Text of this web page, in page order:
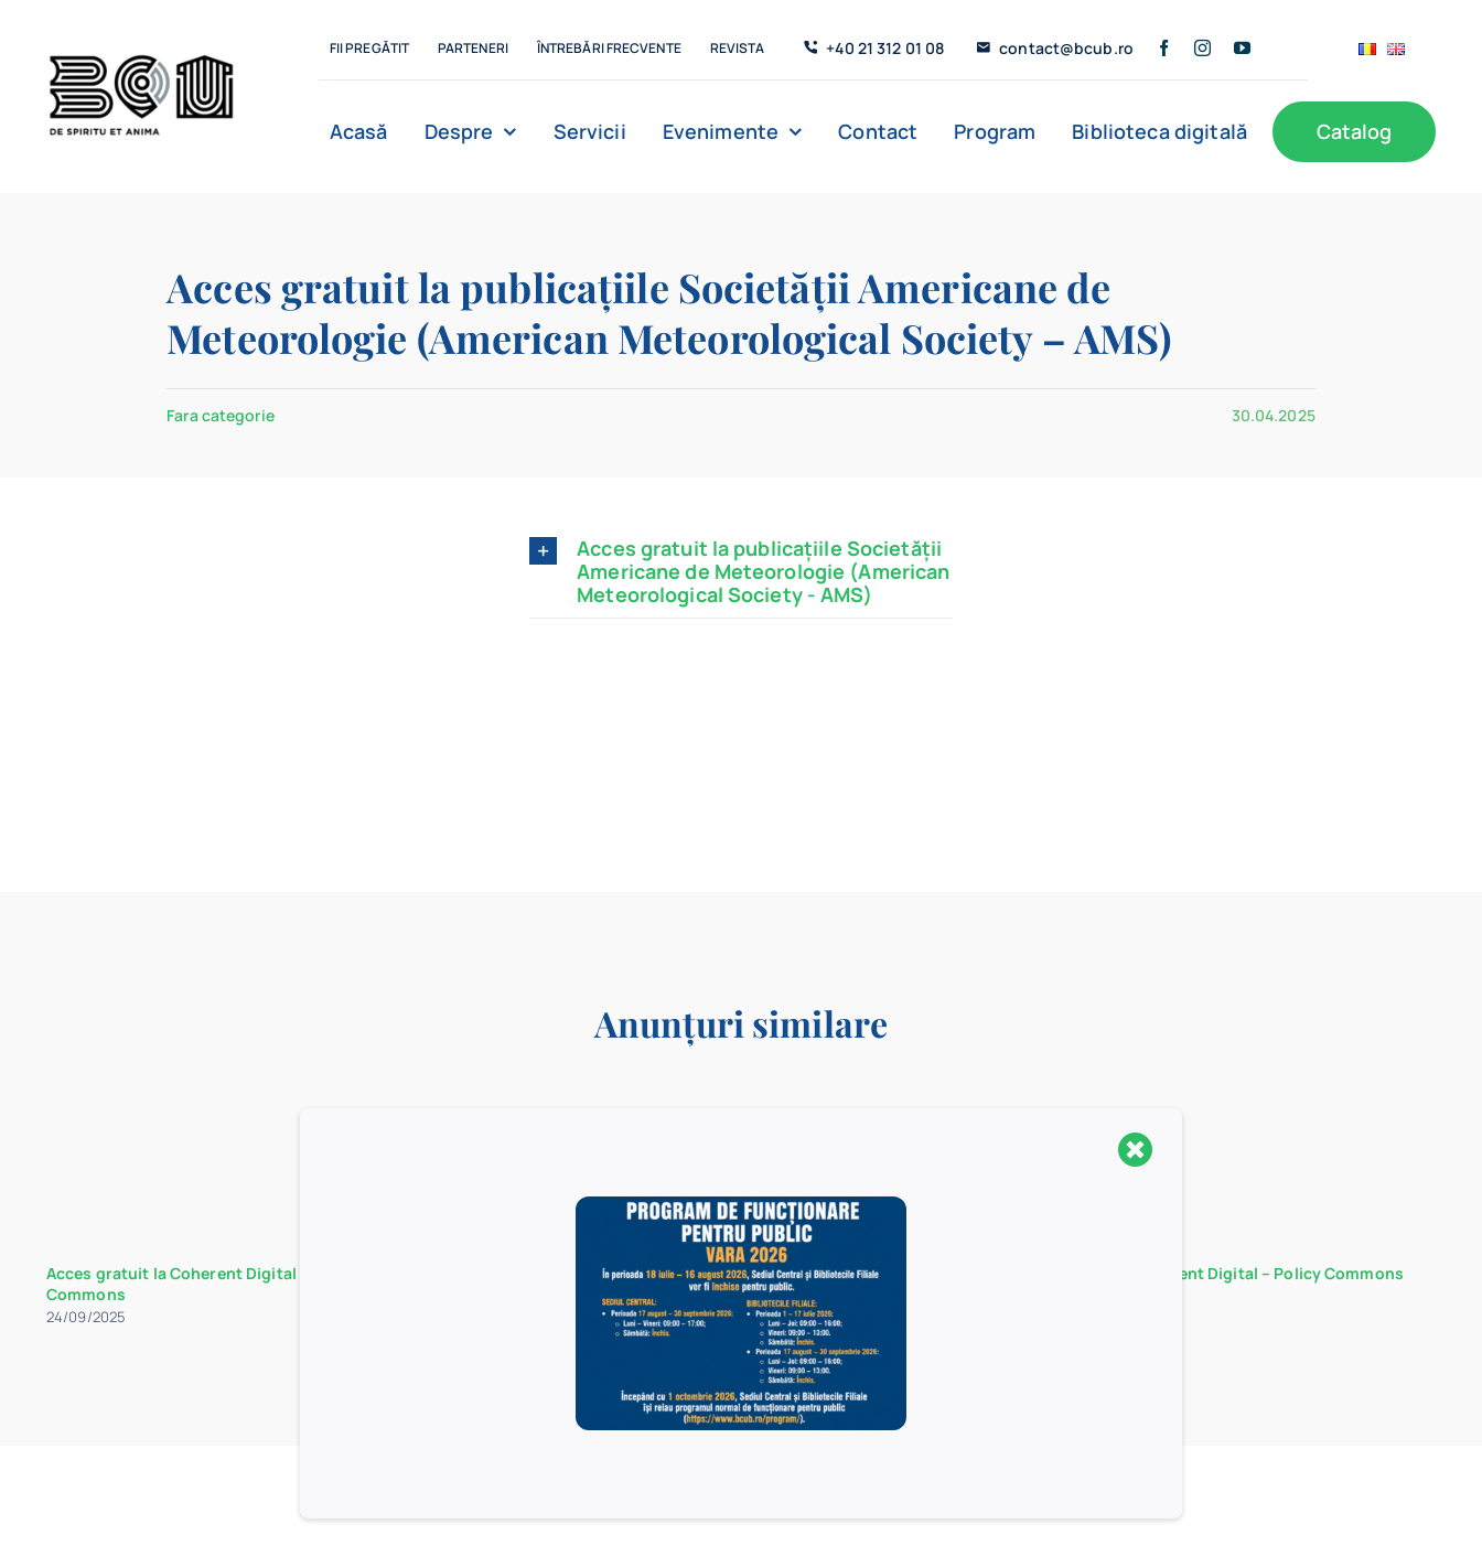
content
FII PREGĂTIT PARTENERI ÎNTREBĂRI FRECVENTE REVISTA +40 21 312 01 08 contact@bcub.ro
Acasă Despre
Departamente Filiale
Servicii Evenimente Contact Program Biblioteca digitală Catalog
Acces gratuit la publicațiile Societății Americane de
Meteorologie (American Meteorological Society – AMS)
Fara categorie 30.04.2025
Acces gratuit la publicațiile Societății
Americane de Meteorologie (American
Meteorological Society - AMS)
Anunțuri similare
Acces gratuit la Coherent Digital – Applied Science
Commons
24/09/2025
Acces gratuit Scopus AI
03/03/2025
Acces gratuit la Coherent Digital – Policy Commons